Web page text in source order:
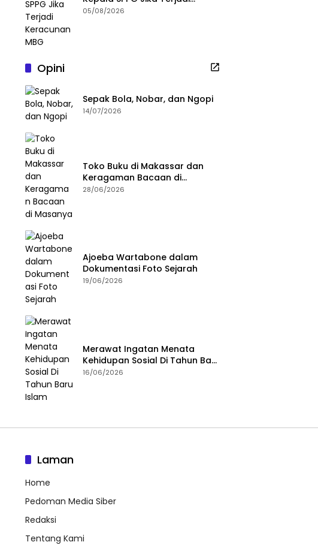
Keracunan MBG
05/08/2026
Opini
Sepak Bola, Nobar, dan Ngopi
14/07/2026
Toko Buku di Makassar dan
Keragaman Bacaan di
Masanya
28/06/2026
Ajoeba Wartabone dalam
Dokumentasi Foto Sejarah
19/06/2026
Merawat Ingatan Menata
Kehidupan Sosial Di Tahun Baru
Islam
16/06/2026
Laman
Home
Pedoman Media Siber
Redaksi
Tentang Kami